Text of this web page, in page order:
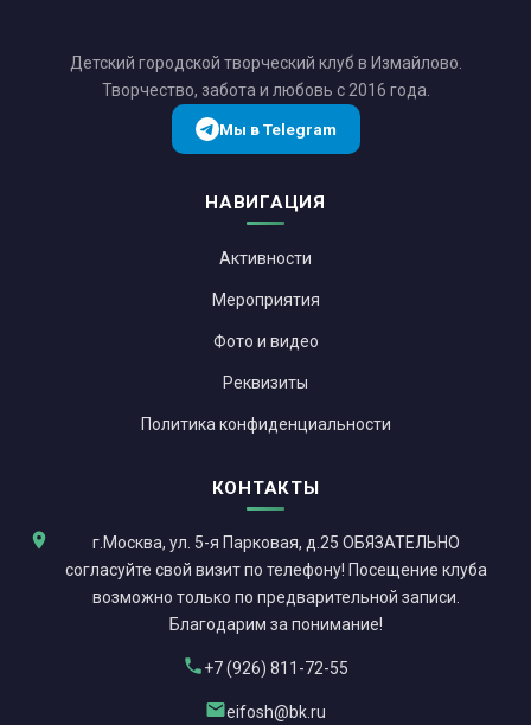
Детский городской творческий клуб в Измайлово.
Творчество, забота и любовь с 2016 года.
Мы в Telegram
НАВИГАЦИЯ
Активности
Мероприятия
Фото и видео
Реквизиты
Политика конфиденциальности
КОНТАКТЫ
г.Москва, ул. 5-я Парковая, д.25 ОБЯЗАТЕЛЬНО
согласуйте свой визит по телефону! Посещение клуба
возможно только по предварительной записи.
Благодарим за понимание!
+7 (926) 811-72-55
eifosh@bk.ru